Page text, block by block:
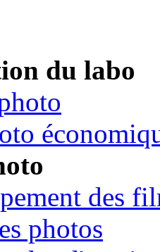
du labo
des
photos